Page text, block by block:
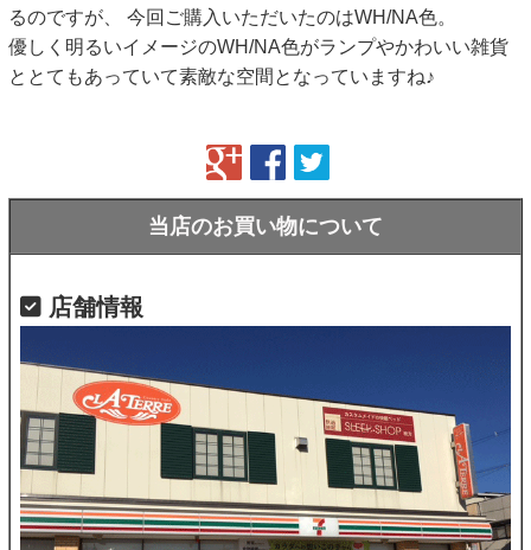
るのですが、 今回ご購入いただいたのはWH/NA色。
優しく明るいイメージのWH/NA色がランプやかわいい雑貨
ととてもあっていて素敵な空間となっていますね♪
当店のお買い物について
店舗情報